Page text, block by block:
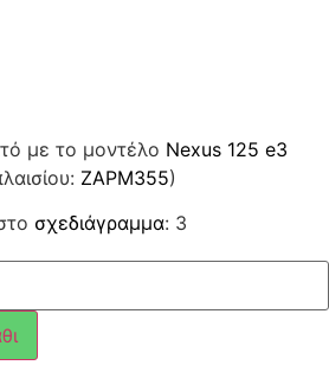
με το μοντέλο Nexus 125 e3
ZAPM355)
σχεδιάγραμμα: 3